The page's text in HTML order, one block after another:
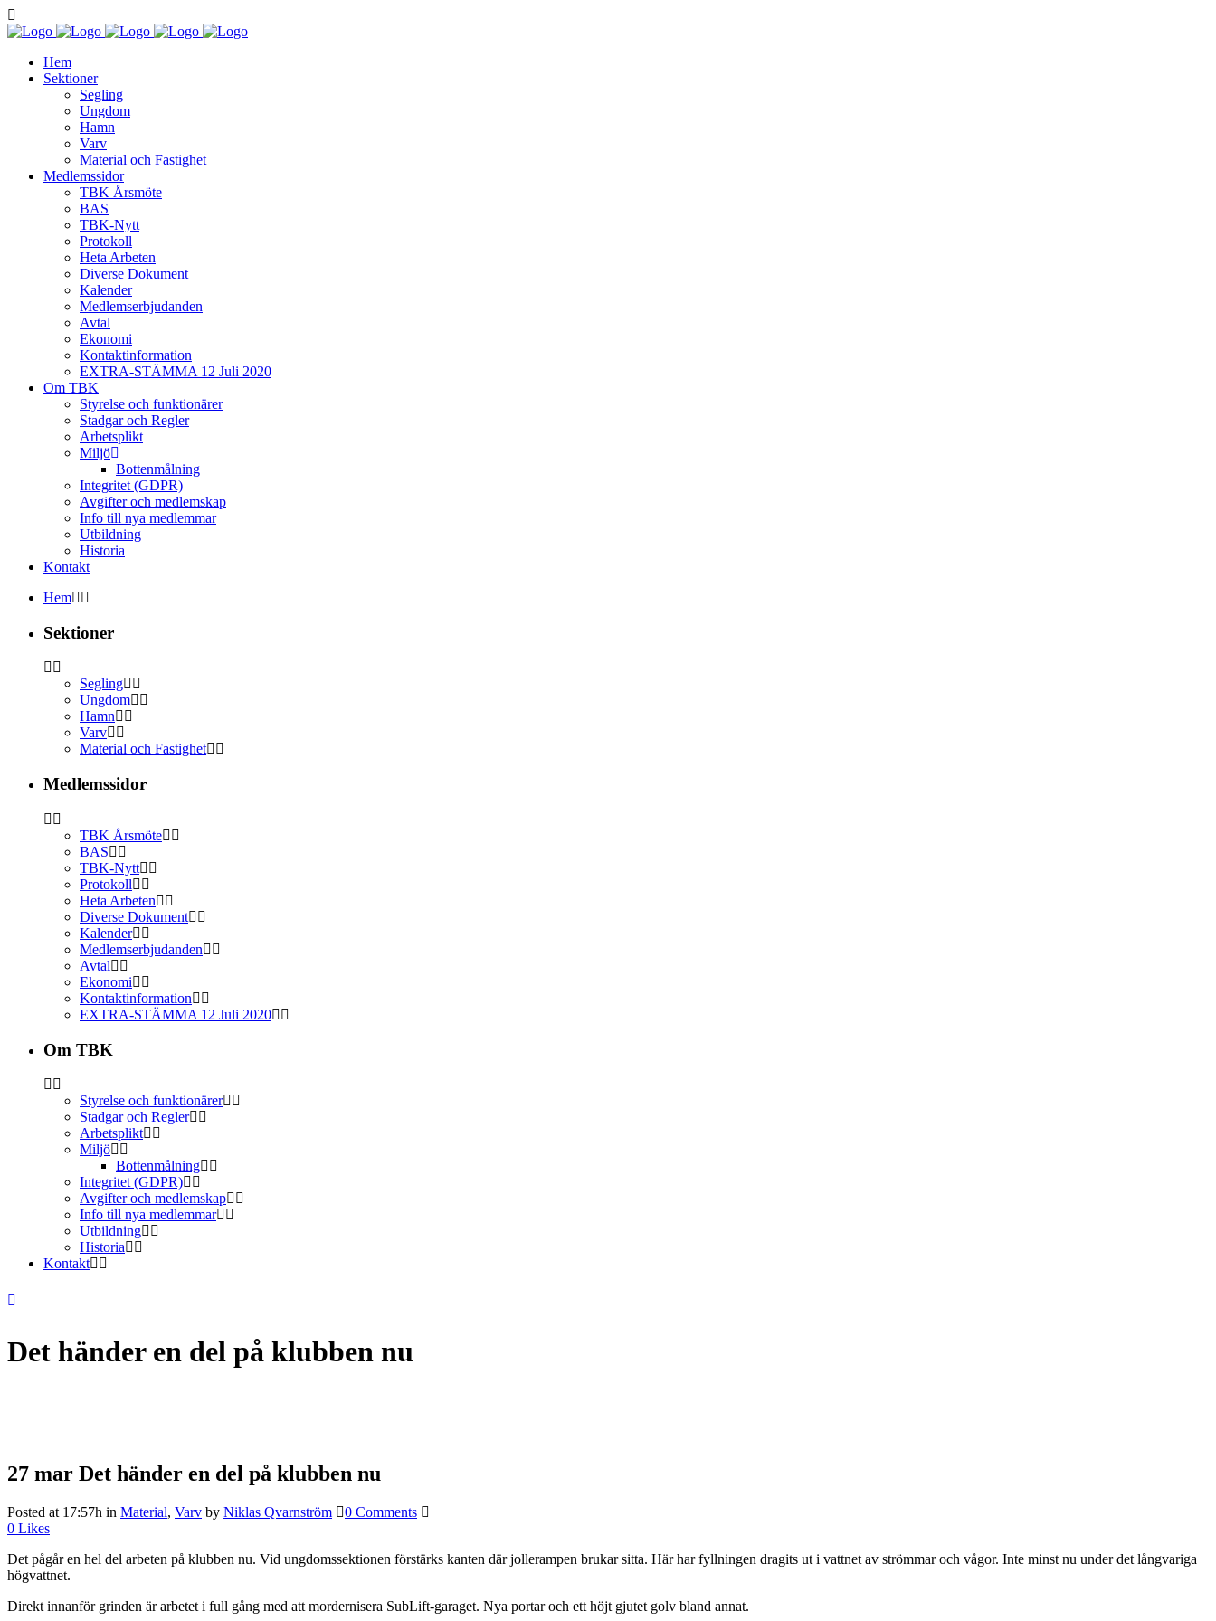
Hem
Sektioner
Segling
Ungdom
Hamn
Varv
Material och Fastighet
Medlemssidor
TBK Årsmöte
BAS
TBK-Nytt
Protokoll
Heta Arbeten
Diverse Dokument
Kalender
Medlemserbjudanden
Avtal
Ekonomi
Kontaktinformation
EXTRA-STÄMMA 12 Juli 2020
Om TBK
Styrelse och funktionärer
Stadgar och Regler
Arbetsplikt
Miljö
Bottenmålning
Integritet (GDPR)
Avgifter och medlemskap
Info till nya medlemmar
Utbildning
Historia
Kontakt
Hem
Sektioner
Segling
Ungdom
Hamn
Varv
Material och Fastighet
Medlemssidor
TBK Årsmöte
BAS
TBK-Nytt
Protokoll
Heta Arbeten
Diverse Dokument
Kalender
Medlemserbjudanden
Avtal
Ekonomi
Kontaktinformation
EXTRA-STÄMMA 12 Juli 2020
Om TBK
Styrelse och funktionärer
Stadgar och Regler
Arbetsplikt
Miljö
Bottenmålning
Integritet (GDPR)
Avgifter och medlemskap
Info till nya medlemmar
Utbildning
Historia
Kontakt
Det händer en del på klubben nu
27 mar Det händer en del på klubben nu
Posted at 17:57h in Material, Varv by Niklas Qvarnström
0 Comments
0 Likes
Det pågår en hel del arbeten på klubben nu. Vid ungdomssektionen förstärks kanten där jollerampen brukar sitta. Här har fyllningen dragits ut i vattnet av strömmar och vågor. Inte minst nu under det långvariga
högvattnet.
Direkt innanför grinden är arbetet i full gång med att mordernisera SubLift-garaget. Nya portar och ett höjt gjutet golv bland annat.